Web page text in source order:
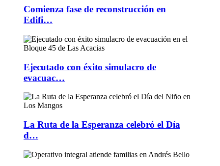
Comienza fase de reconstrucción en
Edifi…
Ejecutado con éxito simulacro de
evacuac…
La Ruta de la Esperanza celebró el Día
d…